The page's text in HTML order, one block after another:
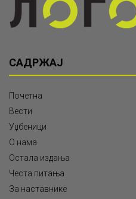
САДРЖАЈ
Почетна
Вести
Уџбеници
О нама
Остала издања
Честа питања
За наставнике